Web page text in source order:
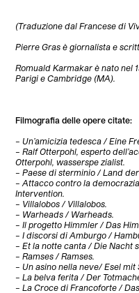
(Traduzione dal Francese di
Pierre Gras è giornalista e
Romuald Karmakar è nato nel
Parigi e Cambridge (MA).
Filmografia delle opere citate:
– Un’amicizia tedesca / Eine
– Ralf Otterpohl, esperto
Otterpohl, wasserspe zialist.
– Paese di sterminio / Land
– Attacco contro la
Intervention.
– Villalobos / Villalobos.
– Warheads / Warheads.
– Il progetto Himmler / Das
– I discorsi di Amburgo /
– Et la notte canta / Die Nacht
– Ramses / Ramses.
– Un asino nella neve/ Esel mit
– La belva ferita / Der
– La Croce di Francoforte /